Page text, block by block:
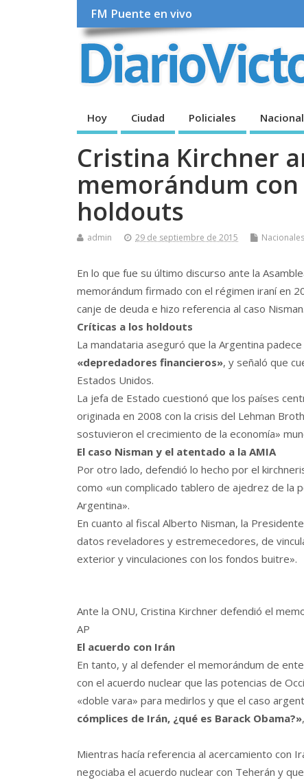
FM Puente en vivo
Hoy Ciudad Policiales
Cristina Kirchner
memorándum
holdouts
admin 29 de septiembre de 2015 Nacionales
En lo que fue su último discurso ante la
memorándum firmado con el régimen iraní en
canje de deuda e hizo referencia al caso Nisman.
Críticas a los holdouts
La mandataria aseguró que la Argentina
«depredadores financieros», y señaló que
Estados Unidos.
La jefa de Estado cuestionó que los países
originada en 2008 con la crisis del Lehman
sostuvieron el crecimiento de la economía»
El caso Nisman y el atentado a la AMIA
Por otro lado, defendió lo hecho por el
como «un complicado tablero de ajedrez de la
Argentina».
En cuanto al fiscal Alberto Nisman, la
datos reveladores y estremecedores, de
exterior y vinculaciones con los fondos buitre».
Ante la ONU, Cristina Kirchner defendió el
AP
El acuerdo con Irán
En tanto, y al defender el memorándum de
con el acuerdo nuclear que las potencias de
«doble vara» para medirlos y que el caso
cómplices de Irán, ¿qué es Barack Obama?»
Mientras hacía referencia al acercamiento con
negociaba el acuerdo nuclear con Teherán y